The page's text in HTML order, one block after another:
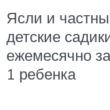
Ясли и
детские
ежемесячно за
1 ребенка